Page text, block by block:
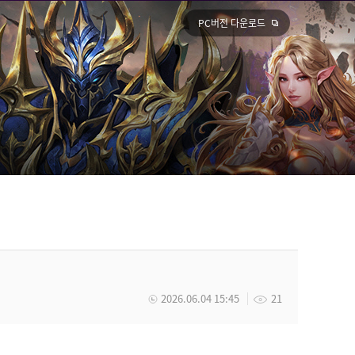
PC버전 다운로드
21
2026.06.04 15:45